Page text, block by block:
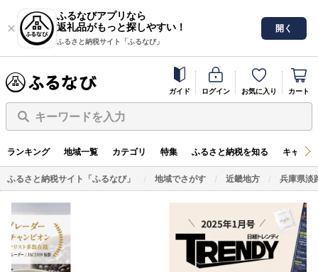
ふるなびアプリなら
返礼品がもっと探しやすい！
ふるさと納税サイト「ふるなび」
開く
ガイド ログイン お気に入り カート
キーワードを入力
ランキング 地域一覧 カテゴリ 特集 ふるさと納税を知る キャン
ふるさと納税サイト「ふるなび」 地域でさがす 近畿地方 兵庫県淡